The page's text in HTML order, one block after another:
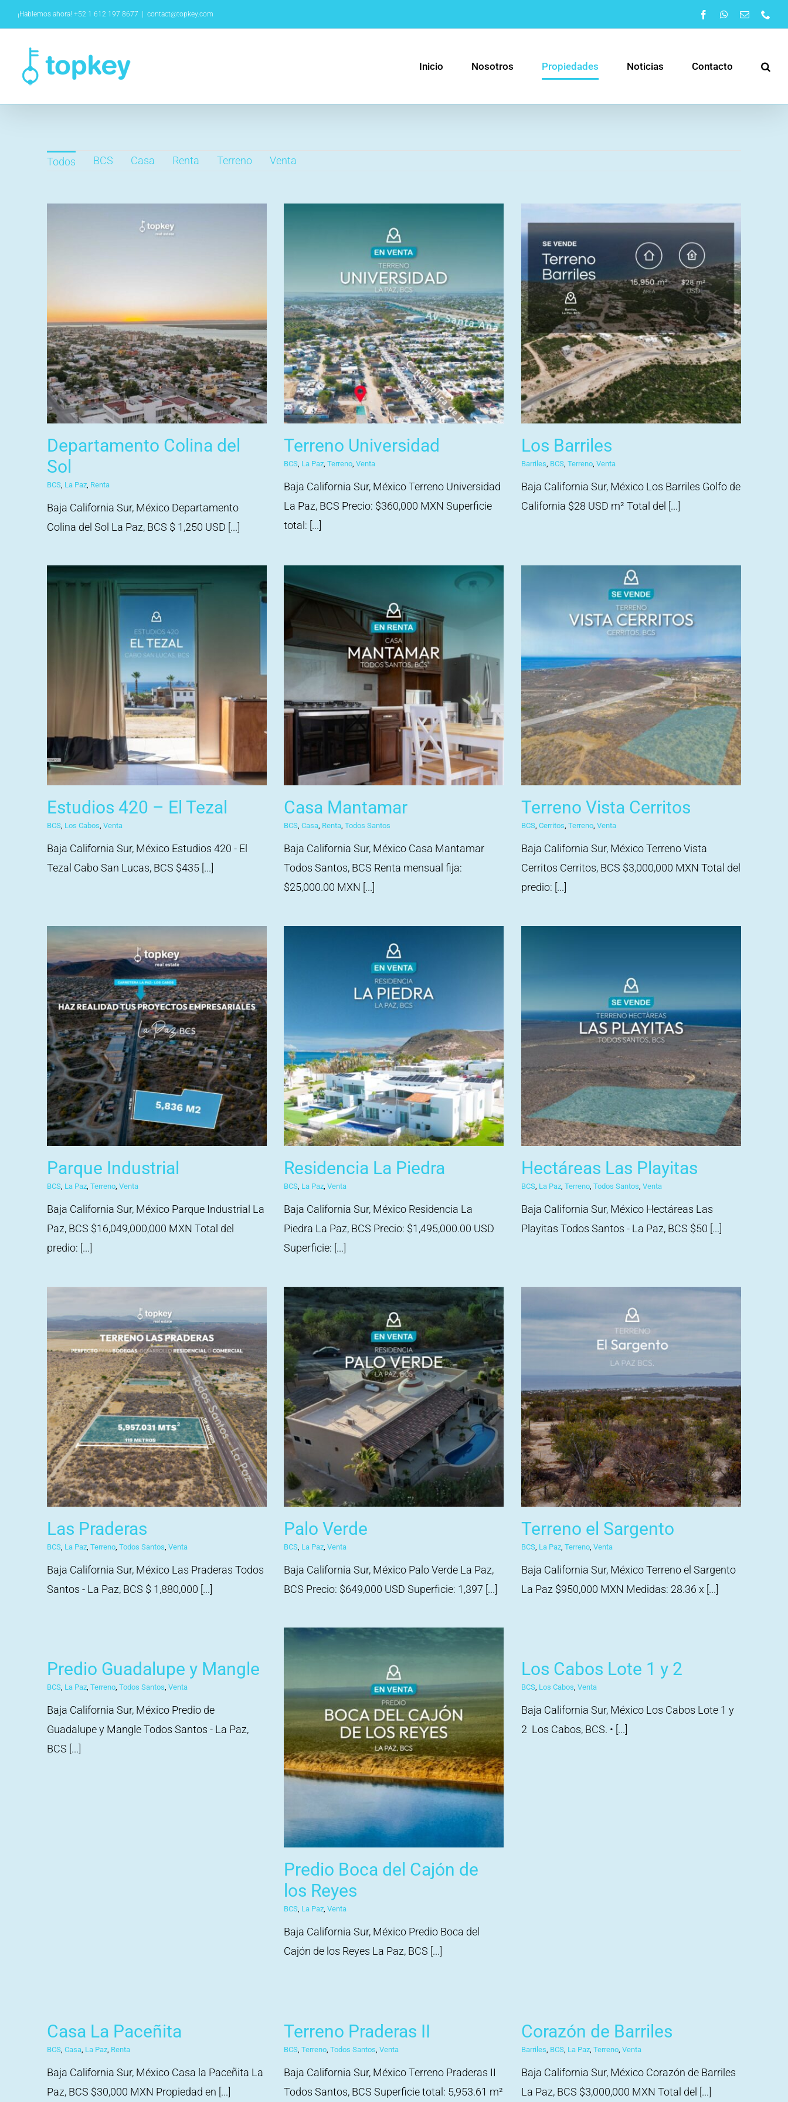
Saltar
al
contenido
¡Hablemos ahora! +52 1 612 197 8677 contact@topkey.com FacebookWhatsApp
Correo
Inicio Nosotros Propiedades Noticias Contacto
Todos BCS Casa Renta Terreno Venta
Departamento Colina
del Sol
Departamento Colina del
Sol
BCS, La Paz, Renta
Baja California Sur, México Departamento
Colina del Sol La Paz, BCS $ 1,250 USD [...]
Terreno Universidad
BCS, La Paz, Terreno, Venta
Baja California Sur, México Terreno Universidad
La Paz, BCS Precio: $360,000 MXN Superficie
total: [...]
Los Barriles
Barriles BCS, Terreno, Venta
Baja California Sur, México Los Barriles Golfo de
California $28 USD m² Total del [...]
Estudios 420 – El Tezal
BCS, Los Cabos Venta
Baja California Sur, México Estudios 420 - El
Tezal Cabo San Lucas, BCS $435 [...]
Casa Mantamar
BCS, Casa Renta Todos Santos
Baja California Sur, México Casa Mantamar
Todos Santos, BCS Renta mensual fija:
$25,000.00 MXN [...]
Terreno Vista Cerritos
BCS, Cerritos Terreno, Venta
Baja California Sur, México Terreno Vista
Cerritos Cerritos, BCS $3,000,000 MXN Total del
predio: [...]
Parque Industrial
BCS, La Paz, Terreno, Venta
Baja California Sur, México Parque Industrial La
Paz, BCS $16,049,000,000 MXN Total del
predio: [...]
Residencia La Piedra
BCS, La Paz, Venta
Baja California Sur, México Residencia La
Piedra La Paz, BCS Precio: $1,495,000.00 USD
Superficie: [...]
Hectáreas Las Playitas
BCS, La Paz, Terreno, Todos Santos Venta
Baja California Sur, México Hectáreas Las
Playitas Todos Santos - La Paz, BCS $50 [...]
Las Praderas
BCS, La Paz, Terreno, Todos Santos Venta
Baja California Sur, México Las Praderas Todos
Santos - La Paz, BCS $ 1,880,000 [...]
Palo Verde
BCS, La Paz, Venta
Baja California Sur, México Palo Verde La Paz,
BCS Precio: $649,000 USD Superficie: 1,397 [...]
Terreno el Sargento
BCS, La Paz, Terreno, Venta
Baja California Sur, México Terreno el Sargento
La Paz $950,000 MXN Medidas: 28.36 x [...]
Predio Guadalupe y Mangle
BCS, La Paz, Terreno, Todos Santos, Venta
Baja California Sur, México Predio de
Guadalupe y Mangle Todos Santos - La Paz,
BCS [...]
Predio Boca del Cajón
de los Reyes
Predio Boca del Cajón de
los Reyes
BCS, La Paz, Venta
Baja California Sur, México Predio Boca del
Cajón de los Reyes La Paz, BCS [...]
Los Cabos Lote 1 y 2
BCS, Los Cabos, Venta
Baja California Sur, México Los Cabos Lote 1 y
2 Los Cabos, BCS. •⁠ [...]
Casa La Paceñita
BCS, Casa, La Paz, Renta
Baja California Sur, México Casa la Paceñita La
Paz, BCS $30,000 MXN Propiedad en [...]
Terreno Praderas II
BCS, Terreno, Todos Santos, Venta
Baja California Sur, México Terreno Praderas II
Todos Santos, BCS Superficie total: 5,953.61 m²
Corazón de Barriles
Barriles, BCS, La Paz, Terreno, Venta
Baja California Sur, México Corazón de Barriles
La Paz, BCS $3,000,000 MXN Total del [...]